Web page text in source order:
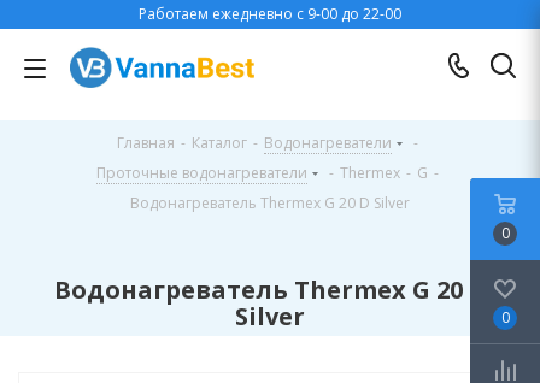
Работаем ежедневно с 9-00 до 22-00
Главная - Каталог - Водонагреватели
-
Проточные водонагреватели
- Thermex - G -
Водонагреватель Thermex G 20 D Silver
Водонагреватель Thermex G 20 D
Silver
0
0